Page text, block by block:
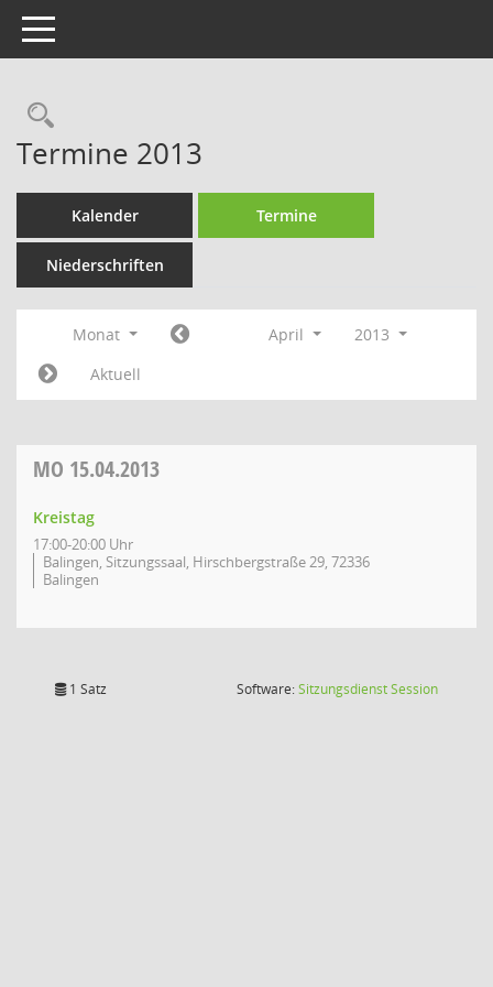
Toggle navigation
Rechercheauswahl
Termine 2013
Kalender Termine
Niederschriften
Monat April
2013
Aktuell
MO 15.04.2013
Kreistag
17:00-20:00 Uhr
Balingen, Sitzungssaal, Hirschbergstraße 29, 72336
Balingen
1 Satz Software:SitzungsdienstSession(Wird in